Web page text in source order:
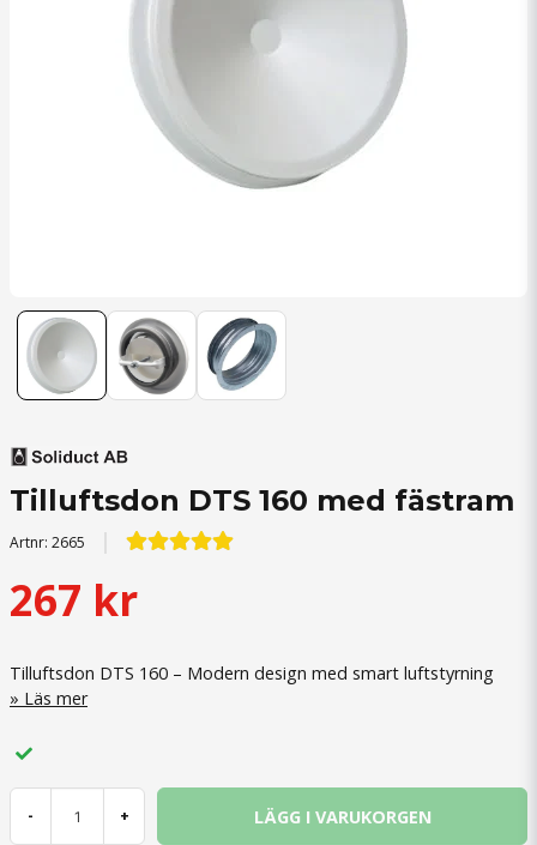
Tilluftsdon DTS 160 med fästram
Artnr: 2665
267 kr
Tilluftsdon DTS 160 – Modern design med smart luftstyrning
Läs mer
- + LÄGG I VARUKORGEN